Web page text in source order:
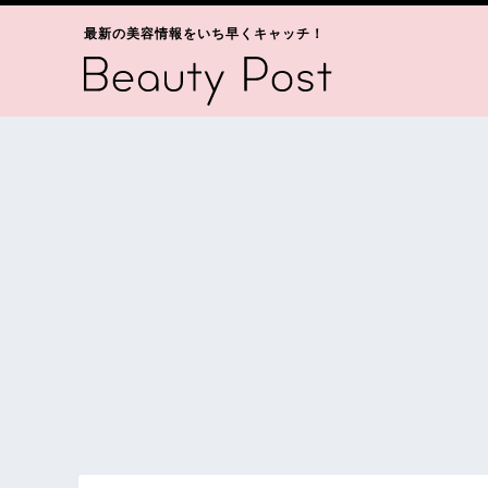
最新の美容情報をいち早くキャッチ！